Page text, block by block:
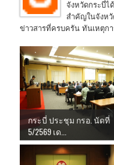
จังหวัดกระบี่ไ
สำคัญในจังห
ข่าวสารที่ครบครัน ทันเหตุก
กระบี่ ประชุม กรอ. นัดที่
5/2569 เด...